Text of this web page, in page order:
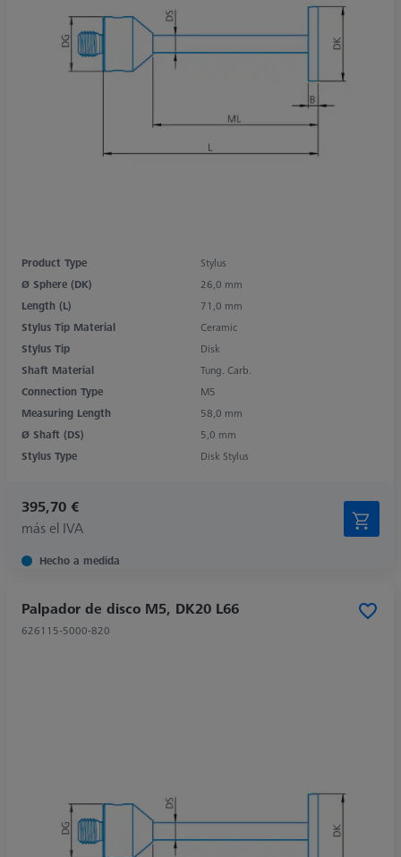
Product Type
Stylus
Ø Sphere (DK)
26,0 mm
Length (L)
71,0 mm
Stylus Tip Material
Ceramic
Stylus Tip
Disk
Shaft Material
Tung. Carb.
Connection Type
M5
Measuring Length
58,0 mm
Ø Shaft (DS)
5,0 mm
Stylus Type
Disk Stylus
395,70 €
más el IVA
Hecho a medida
Palpador de disco M5, DK20 L66
626115-5000-820